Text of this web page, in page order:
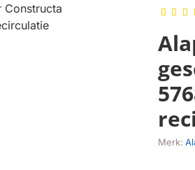
Merk: